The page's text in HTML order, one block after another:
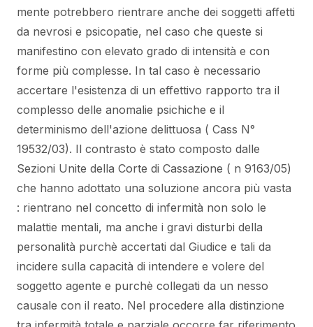
mente potrebbero rientrare anche dei soggetti affetti
da nevrosi e psicopatie, nel caso che queste si
manifestino con elevato grado di intensità e con
forme più complesse. In tal caso è necessario
accertare l'esistenza di un effettivo rapporto tra il
complesso delle anomalie psichiche e il
determinismo dell'azione delittuosa ( Cass N°
19532/03). Il contrasto è stato composto dalle
Sezioni Unite della Corte di Cassazione ( n 9163/05)
che hanno adottato una soluzione ancora più vasta
: rientrano nel concetto di infermità non solo le
malattie mentali, ma anche i gravi disturbi della
personalità purchè accertati dal Giudice e tali da
incidere sulla capacità di intendere e volere del
soggetto agente e purchè collegati da un nesso
causale con il reato. Nel procedere alla distinzione